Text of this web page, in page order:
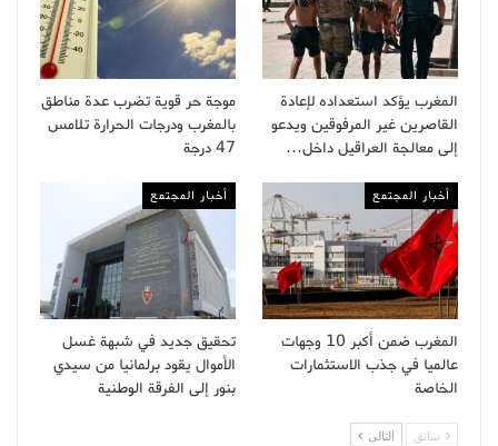
المغرب يؤكد استعداده لإعادة
القاصرين غير المرفوقين ويدعو
إلى معالجة العراقيل داخل…
موجة حر قوية تضرب عدة مناطق
بالمغرب ودرجات الحرارة تلامس
47 درجة
أخبار المجتمع
المغرب ضمن أكبر 10 وجهات
عالميا في جذب الاستثمارات
الخاصة
أخبار المجتمع
تحقيق جديد في شبهة غسل
الأموال يقود برلمانيا من سيدي
بنور إلى الفرقة الوطنية
سابق التالى